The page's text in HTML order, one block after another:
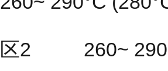
区2 260~